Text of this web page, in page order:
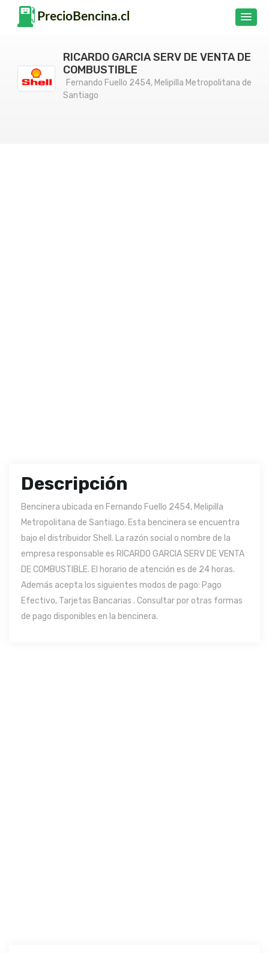
RICARDO GARCIA SERV DE VENTA DE
COMBUSTIBLE
Fernando Fuello 2454, Melipilla Metropolitana de
Santiago
Descripción
Bencinera ubicada en Fernando Fuello 2454, Melipilla
Metropolitana de Santiago. Esta bencinera se encuentra
bajo el distribuidor Shell. La razón social o nombre de la
empresa responsable es RICARDO GARCIA SERV DE VENTA
DE COMBUSTIBLE. El horario de atención es de 24 horas.
Además acepta los siguientes modos de pago: Pago
Efectivo, Tarjetas Bancarias . Consultar por otras formas
de pago disponibles en la bencinera.